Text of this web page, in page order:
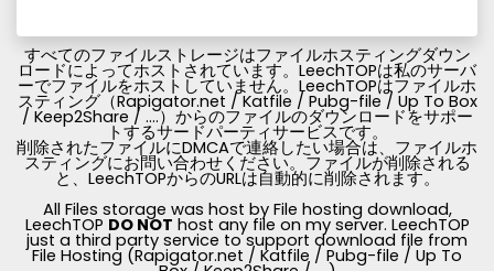
すべてのファイルストレージはファイルホスティングダウン
ロードによってホストされています。LeechTOPは私のサーバ
ーでファイルをホストしていません。LeechTOPはファイルホ
スティング（Rapigator.net / Katfile / Pubg-file / Up To Box
/ Keep2Share / ....）からのファイルのダウンロードをサポー
トするサードパーティサービスです。
削除されたファイルにDMCAで連絡したい場合は、ファイルホ
スティングにお問い合わせください。ファイルが削除される
と、LeechTOPからのURLは自動的に削除されます。
All Files storage was host by File hosting download,
LeechTOP DO NOT host any file on my server. LeechTOP
just a third party service to support download file from
File Hosting (Rapigator.net / Katfile / Pubg-file / Up To